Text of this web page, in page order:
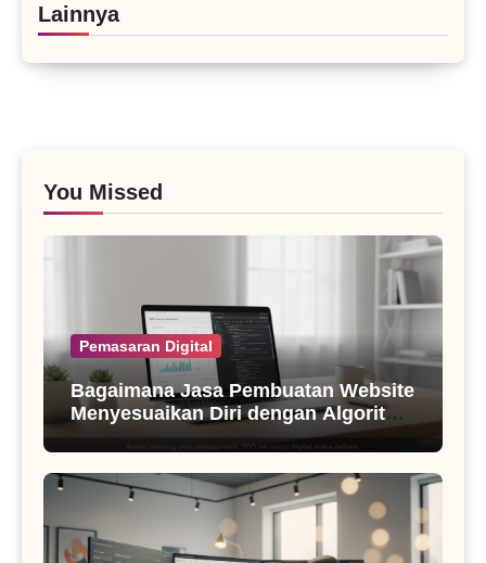
Lainnya
You Missed
Pemasaran Digital
Bagaimana Jasa Pembuatan Website
Menyesuaikan Diri dengan Algoritma
SEO Masa Kini